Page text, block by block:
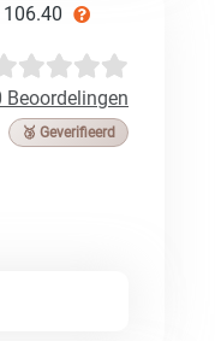
Beoordelingen
🥉 Geverifieerd